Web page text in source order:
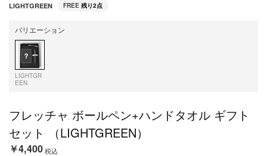
LIGHTGREEN FREE 残り2点
バリエーション
LIGHTGR
EEN
フレッチャ ボールペン+ハンドタオル ギフト
セット （LIGHTGREEN）
￥4,400税込